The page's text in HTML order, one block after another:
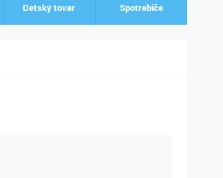
Detský tovar Spotrebiče